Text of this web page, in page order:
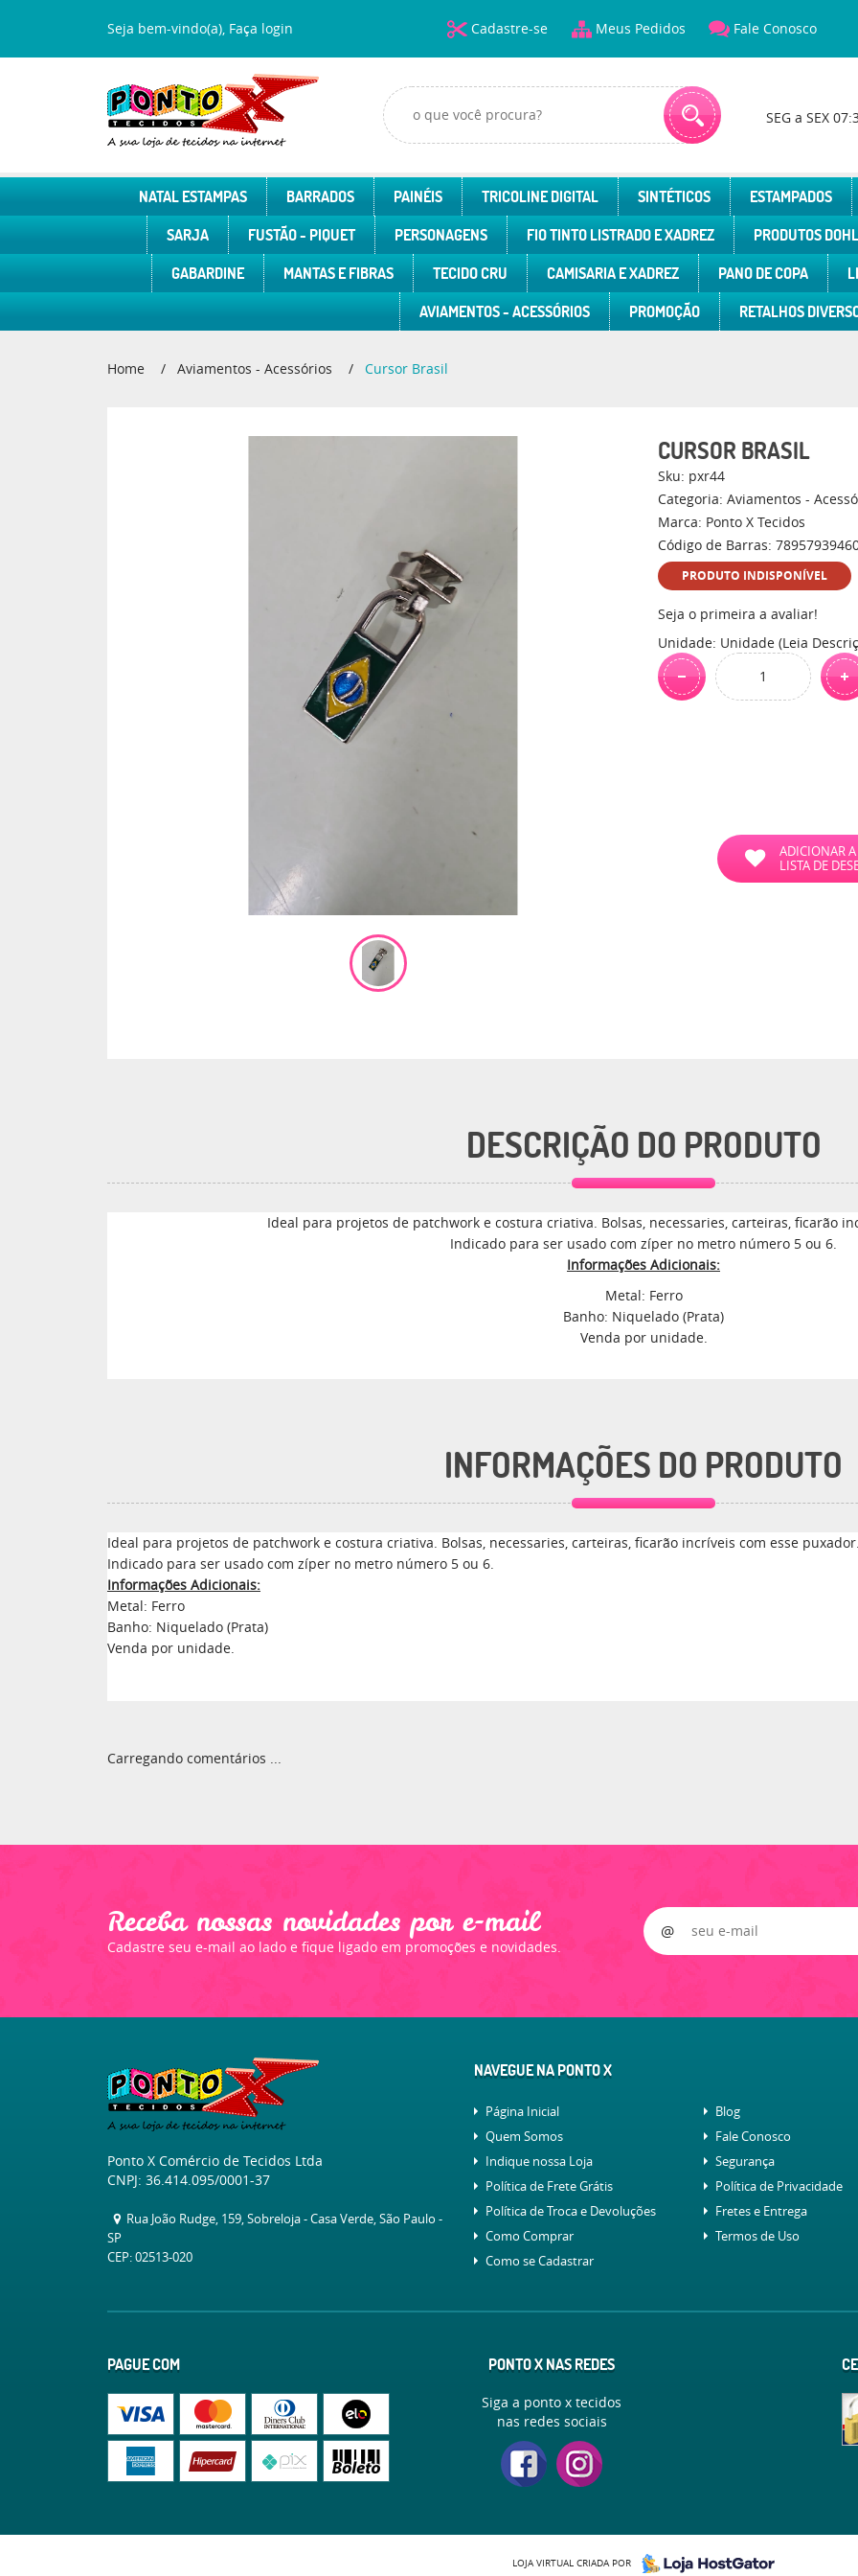
Seja bem-vindo(a), Faça login Cadastre-se Meus Pedidos Fale Conosco
SEG a SEX
NATAL ESTAMPAS BARRADOS PAINÉIS TRICOLINE DIGITAL SINTÉTICOS
ESTAMPADOS
SARJA
FUSTÃO - PIQUET PERSONAGENS FIO TINTO LISTRADO E XADREZ
PRODUTOS
GABARDINE
MANTAS E FIBRAS TECIDO CRU CAMISARIA E XADREZ PANO DE COPA
AVIAMENTOS - ACESSÓRIOS
PROMOÇÃO RETALHOS
Home Aviamentos - Acessórios Cursor Brasil
CURSOR BRASIL
Sku: pxr44
Categoria: Aviamentos -
Marca: Ponto X Tecidos
Código de Barras:
PRODUTO INDISPONÍVEL
Seja o primeira a avaliar!
Unidade: Unidade (Leia
ADICIONAR A
LISTA DE
DESCRIÇÃO DO PRODUTO
Ideal para projetos de patchwork e costura criativa. Bolsas, necessaries, carteiras, ficarão
Indicado para ser usado com zíper no metro número 5 ou 6.
Informações Adicionais:
Metal: Ferro
Banho: Niquelado (Prata)
Venda por unidade.
INFORMAÇÕES DO PRODUTO
Ideal para projetos de patchwork e costura criativa. Bolsas, necessaries, carteiras, ficarão incríveis com esse
Indicado para ser usado com zíper no metro número 5 ou 6.
Informações Adicionais:
Metal: Ferro
Banho: Niquelado (Prata)
Venda por unidade.
Carregando comentários ...
Receba nossas novidades por e-mail
Cadastre seu e-mail ao lado e fique ligado em promoções e novidades.
Ponto X Comércio de Tecidos Ltda
CNPJ: 36.414.095/0001-37
Rua João Rudge, 159, Sobreloja-Casa Verde, São Paulo -
SP
CEP: 02513-020
NAVEGUE NA PONTO X
Página Inicial
Blog
Quem Somos
Fale Conosco
Indique nossa Loja
Segurança
Política de Frete Grátis
Política de Privacidade
Política de Troca e Devoluções
Fretes e Entrega
Como Comprar
Termos de Uso
Como se Cadastrar
PAGUE COM PONTO X NAS REDES
Siga a ponto x tecidos
nas redes sociais
LOJA VIRTUAL CRIADA POR